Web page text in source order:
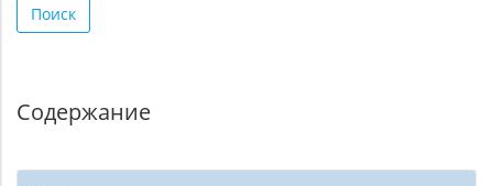
строку
для
Поиск
Содержание